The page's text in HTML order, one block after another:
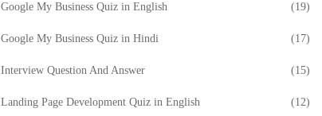
Google My Business Quiz in English (19)
Google My Business Quiz in Hindi (17)
Interview Question And Answer (15)
Landing Page Development Quiz in English (12)